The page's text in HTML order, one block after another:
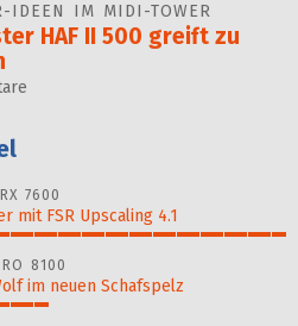
IDEEN IM MIDI-TOWER
HAF II 500 greift zu
7600
mit FSR Upscaling 4.1
8100
im neuen Schafspelz